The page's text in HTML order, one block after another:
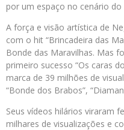
por um espaço no cenário do
A força e visão artística de
com o hit “Brincadeira das
Bonde das Maravilhas. Mas
primeiro sucesso “Os caras
marca de 39 milhões de
“Bonde dos Brabos”,
Seus vídeos hilários viraram
milhares de visualizações e